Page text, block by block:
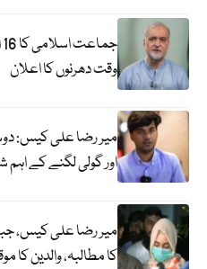
وقت دھرنوں کا اعلان
میر رضا علی کیس:
اور گولی لگنے کے اہم
میر رضا علی کیس،
کا مطالبہ، والدین کا